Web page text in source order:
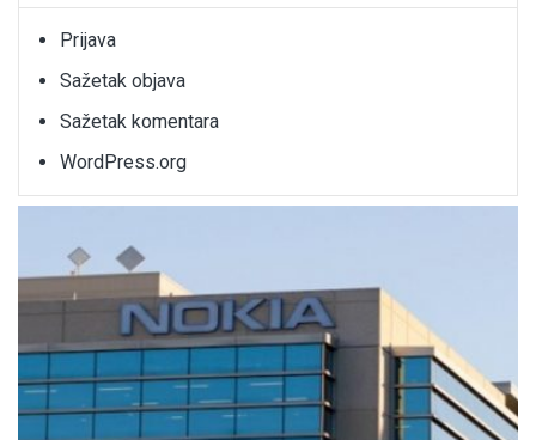
Prijava
Sažetak objava
Sažetak komentara
WordPress.org
feb